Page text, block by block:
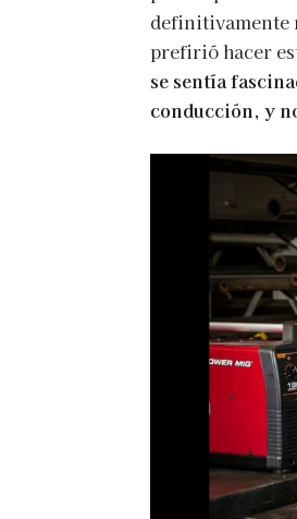
definitivamente
prefirió hacer
se sentía
conducción, y